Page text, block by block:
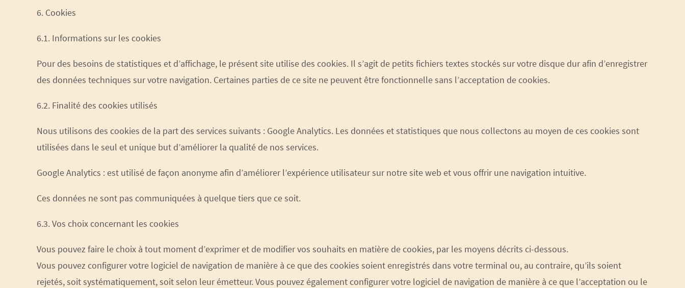
6. Cookies
6.1. Informations sur les cookies
Pour des besoins de statistiques et d’affichage, le présent site utilise des cookies. Il s’agit de petits fichiers textes stockés sur votre disque dur afin d’enregistrer
des données techniques sur votre navigation. Certaines parties de ce site ne peuvent être fonctionnelle sans l’acceptation de cookies.
6.2. Finalité des cookies utilisés
Nous utilisons des cookies de la part des services suivants : Google Analytics. Les données et statistiques que nous collectons au moyen de ces cookies sont
utilisées dans le seul et unique but d’améliorer la qualité de nos services.
Google Analytics : est utilisé de façon anonyme afin d’améliorer l’expérience utilisateur sur notre site web et vous offrir une navigation intuitive.
Ces données ne sont pas communiquées à quelque tiers que ce soit.
6.3. Vos choix concernant les cookies
Vous pouvez faire le choix à tout moment d’exprimer et de modifier vos souhaits en matière de cookies, par les moyens décrits ci-dessous.
Vous pouvez configurer votre logiciel de navigation de manière à ce que des cookies soient enregistrés dans votre terminal ou, au contraire, qu’ils soient
rejetés, soit systématiquement, soit selon leur émetteur. Vous pouvez également configurer votre logiciel de navigation de manière à ce que l’acceptation ou le